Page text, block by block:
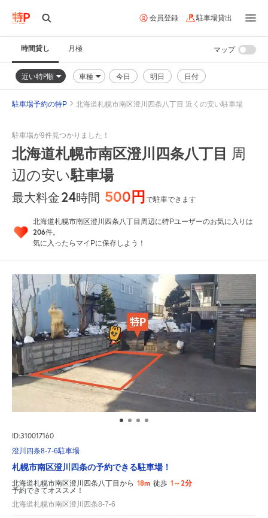
会員登録 駐車場貸出
時間貸し 月極
近い特P順 車種 今日 明日 日付
マップ
駐車場予約の特P 北海道札幌市南区澄川四条八丁目 近くの安い駐車場
駐車場が9件見つかりました！
北海道札幌市南区澄川四条八丁目 周
辺の安い駐車場
最大料金24時間 500円で駐車できます
北海道札幌市南区澄川四条八丁目周辺に特Pユーザーのお気に入りは
206件。
気に入ったらマイPに保存しよう！
ID:310017160
澄川四条8-7-6駐車場
札幌市南区澄川四条の予約できる駐車場！
北海道札幌市南区澄川四条八丁目から 18m 徒歩 1～2分
予約できてオススメ！
北海道札幌市南区澄川四条8-7-6